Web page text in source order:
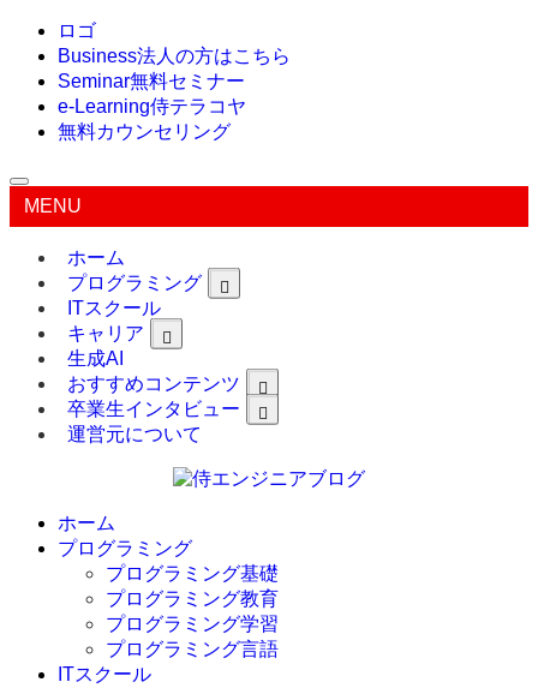
ロゴ
Business法人の方はこちら
Seminar無料セミナー
e-Learning侍テラコヤ
無料カウンセリング
MENU
ホーム
プログラミング
ITスクール
キャリア
生成AI
おすすめコンテンツ
卒業生インタビュー
運営元について
ホーム
プログラミング
プログラミング基礎
プログラミング教育
プログラミング学習
プログラミング言語
ITスクール